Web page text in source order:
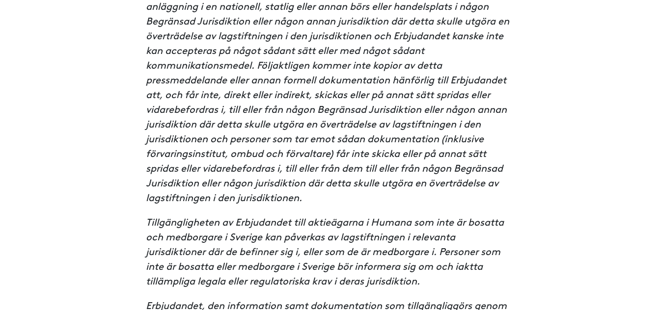
anläggning i en nationell, statlig eller annan börs eller handelsplats i någon
Begränsad Jurisdiktion eller någon annan jurisdiktion där detta skulle utgöra en
överträdelse av lagstiftningen i den jurisdiktionen och Erbjudandet kanske inte
kan accepteras på något sådant sätt eller med något sådant
kommunikationsmedel. Följaktligen kommer inte kopior av detta
pressmeddelande eller annan formell dokumentation hänförlig till Erbjudandet
att, och får inte, direkt eller indirekt, skickas eller på annat sätt spridas eller
vidarebefordras i, till eller från någon Begränsad Jurisdiktion eller någon annan
jurisdiktion där detta skulle utgöra en överträdelse av lagstiftningen i den
jurisdiktionen och personer som tar emot sådan dokumentation (inklusive
förvaringsinstitut, ombud och förvaltare) får inte skicka eller på annat sätt
spridas eller vidarebefordras i, till eller från dem till eller från någon Begränsad
Jurisdiktion eller någon jurisdiktion där detta skulle utgöra en överträdelse av
lagstiftningen i den jurisdiktionen.
Tillgängligheten av Erbjudandet till aktieägarna i Humana som inte är bosatta
och medborgare i Sverige kan påverkas av lagstiftningen i relevanta
jurisdiktioner där de befinner sig i, eller som de är medborgare i. Personer som
inte är bosatta eller medborgare i Sverige bör informera sig om och iaktta
tillämpliga legala eller regulatoriska krav i deras jurisdiktion.
Erbjudandet, den information samt dokumentation som tillgängliggörs genom